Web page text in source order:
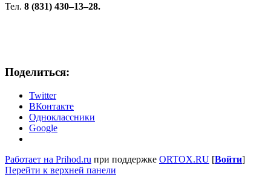
Тел. 8 (831) 430–13–28.
Поделиться:
Twitter
ВКонтакте
Одноклассники
Google
Работает на Prihod.ru при поддержке ORTOX.RU [Войти]
Перейти к верхней панели